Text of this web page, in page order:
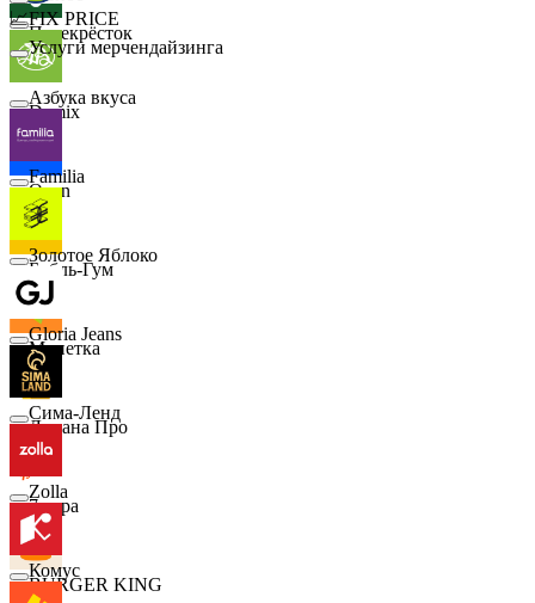
Перекрёсток
Demix
Ozon
Бубль-Гум
Монетка
Лемана Про
7 утра
BURGER KING
FIX PRICE
Азбука вкуса
Familia
Золотое Яблоко
Gloria Jeans
Сима-Ленд
Zolla
Комус
📈
Услуги мерчендайзинга